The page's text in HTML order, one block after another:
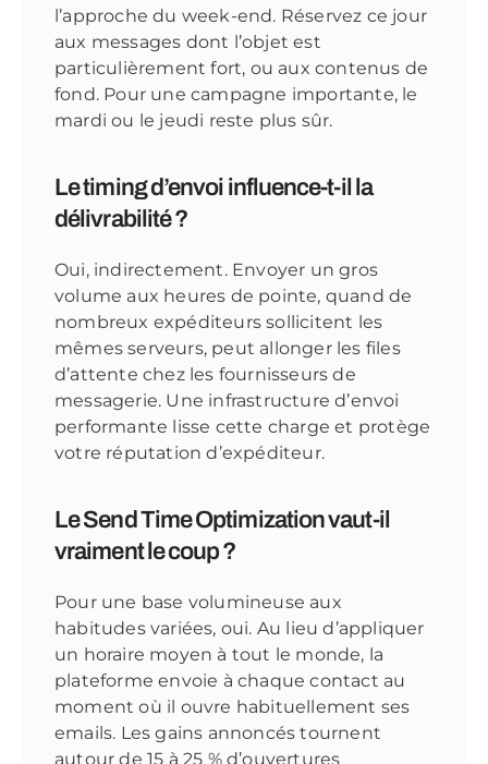
l’approche du week-end. Réservez ce jour
aux messages dont l’objet est
particulièrement fort, ou aux contenus de
fond. Pour une campagne importante, le
mardi ou le jeudi reste plus sûr.
Le timing d’envoi influence-t-il la
délivrabilité ?
Oui, indirectement. Envoyer un gros
volume aux heures de pointe, quand de
nombreux expéditeurs sollicitent les
mêmes serveurs, peut allonger les files
d’attente chez les fournisseurs de
messagerie. Une infrastructure d’envoi
performante lisse cette charge et protège
votre réputation d’expéditeur.
Le Send Time Optimization vaut-il
vraiment le coup ?
Pour une base volumineuse aux
habitudes variées, oui. Au lieu d’appliquer
un horaire moyen à tout le monde, la
plateforme envoie à chaque contact au
moment où il ouvre habituellement ses
emails. Les gains annoncés tournent
autour de 15 à 25 % d’ouvertures